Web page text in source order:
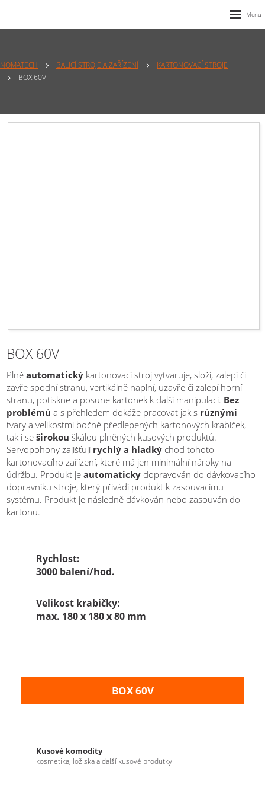
NOMATECH BALICÍ STROJE A ZAŘÍZENÍ
KARTONOVACÍ STROJE
BOX 60V
BOX 60V
Plněautomatický kartonovací stroj vytvaruje, složí, zalepí či
zavře spodní stranu, vertikálně naplní, uzavře či zalepí horní
stranu, potiskne a posune kartonek k další manipulaci. Bez
problémů a s přehledem dokáže pracovat jak s různými
tvary a velikostmi bočně předlepených kartonových krabiček,
tak i seširokou škálou plněných kusových produktů.
Servopohony zajišťují rychlý a hladký chod tohoto
kartonovacího zařízení, které má jen minimální nároky na
údržbu. Produkt jeautomaticky dopravován do dávkovacího
dopravníku stroje, který přivádí produkt k zasouvacímu
systému. Produkt je následně dávkován nebo zasouván do
kartonu.
Rychlost:
3000 balení/hod.
Velikost krabičky:
max. 180 x 180 x 80 mm
BOX 60V
Kusové komodity
kosmetika, ložiska a další kusové produtky